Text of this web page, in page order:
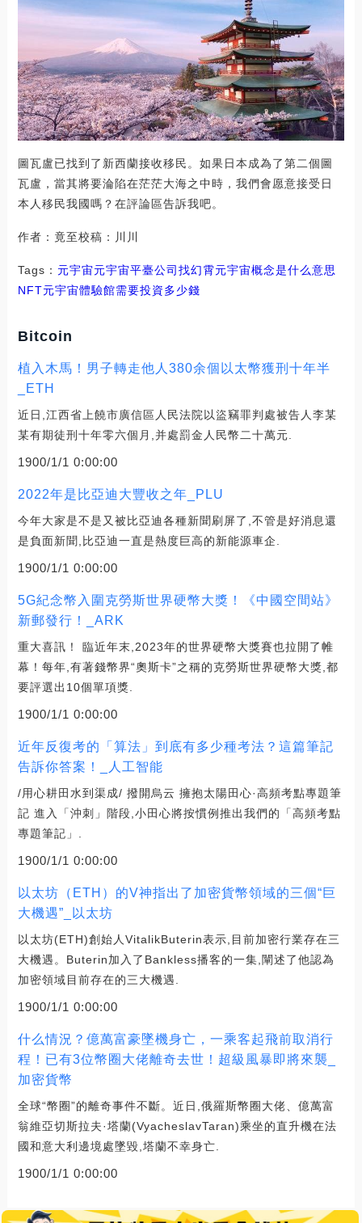
圖瓦盧已找到了新西蘭接收移民。如果日本成為了第二個圖
瓦盧，當其將要淪陷在茫茫大海之中時，我們會愿意接受日
本人移民我國嗎？在評論區告訴我吧。
作者：竟至校稿：川川
Tags： 元宇宙元宇宙平臺公司找幻霄元宇宙概念是什么意思
NFT元宇宙體驗館需要投資多少錢
Bitcoin
植入木馬！男子轉走他人380余個以太幣獲刑十年半
_ETH
近日,江西省上饒市廣信區人民法院以盜竊罪判處被告人李某
某有期徒刑十年零六個月,并處罰金人民幣二十萬元.
1900/1/1 0:00:00
2022年是比亞迪大豐收之年_PLU
今年大家是不是又被比亞迪各種新聞刷屏了,不管是好消息還
是負面新聞,比亞迪一直是熱度巨高的新能源車企.
1900/1/1 0:00:00
5G紀念幣入圍克勞斯世界硬幣大獎！《中國空間站》
新郵發行！_ARK
重大喜訊！ 臨近年末,2023年的世界硬幣大獎賽也拉開了帷
幕！每年,有著錢幣界“奧斯卡”之稱的克勞斯世界硬幣大獎,都
要評選出10個單項獎.
1900/1/1 0:00:00
近年反復考的「算法」到底有多少種考法？這篇筆記
告訴你答案！_人工智能
/用心耕田水到渠成/ 撥開烏云 擁抱太陽田心·高頻考點專題筆
記 進入「沖刺」階段,小田心將按慣例推出我們的「高頻考點
專題筆記」.
1900/1/1 0:00:00
以太坊（ETH）的V神指出了加密貨幣領域的三個“巨
大機遇”_以太坊
以太坊(ETH)創始人VitalikButerin表示,目前加密行業存在三
大機遇。Buterin加入了Bankless播客的一集,闡述了他認為
加密領域目前存在的三大機遇.
1900/1/1 0:00:00
什么情況？億萬富豪墜機身亡，一乘客起飛前取消行
程！已有3位幣圈大佬離奇去世！超級風暴即將來襲_
加密貨幣
全球“幣圈”的離奇事件不斷。近日,俄羅斯幣圈大佬、億萬富
翁維亞切斯拉夫·塔蘭(VyacheslavTaran)乘坐的直升機在法
國和意大利邊境處墜毀,塔蘭不幸身亡.
1900/1/1 0:00:00